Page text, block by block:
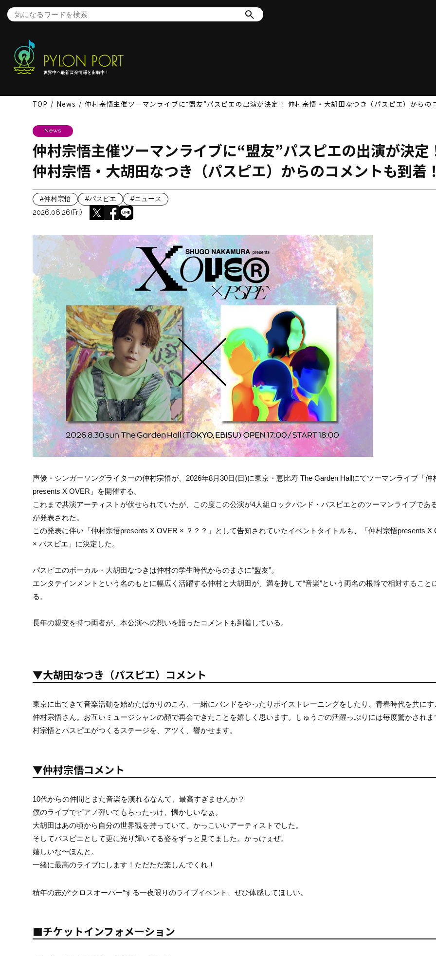
世界中へ最新音楽情報を出航中！
TOP News 仲村宗悟主催ツーマンライブに“盟友”パスピエの出演が決定！ 仲村宗悟・大胡田なつき（パスピエ）からの
News
仲村宗悟主催ツーマンライブに“盟友”パスピエの出演が決定
仲村宗悟・大胡田なつき（パスピエ）からのコメントも到着！
#仲村宗悟 #パスピエ #ニュース
2026.06.26(Fri)
声優・シンガーソングライターの仲村宗悟が、2026年8月30日(日)に東京・恵比寿 The Garden Hallにてツーマンライブ「仲
presents X OVER」を開催する。
これまで共演アーティストが伏せられていたが、この度この公演が4人組ロックバンド・パスピエとのツーマンライブであ
が発表された。
この発表に伴い「仲村宗悟presents X OVER × ？？？」として告知されていたイベントタイトルも、「仲村宗悟presents X
× パスピエ」に決定した。
パスピエのボーカル・大胡田なつきは仲村の学生時代からのまさに“盟友”。
エンタテインメントという名のもとに幅広く活躍する仲村と大胡田が、満を持して“音楽”という両名の根幹で相対すること
る。
長年の親交を持つ両者が、本公演への想いを語ったコメントも到着している。
▼大胡田なつき（パスピエ）コメント
東京に出てきて音楽活動を始めたばかりのころ、一緒にバンドをやったりボイストレーニングをしたり、青春時代を共にす
仲村宗悟さん。お互いミュージシャンの顔で再会できたことを嬉しく思います。しゅうごの活躍っぷりには毎度驚かされま
村宗悟とパスピエがつくるステージを、アツく、響かせます。
▼仲村宗悟コメント
10代からの仲間とまた音楽を演れるなんて、最高すぎませんか？
僕のライブでピアノ弾いてもらったっけ、懐かしいなぁ。
大胡田はあの頃から自分の世界観を持っていて、かっこいいアーティストでした。
そしてパスピエとして更に光り輝いてる姿をずっと見てました。かっけぇぜ。
嬉しいな〜ほんと。
一緒に最高のライブにします！ただただ楽しんでくれ！
積年の志が“クロスオーバー”する一夜限りのライブイベント、ぜひ体感してほしい。
■チケットインフォメーション